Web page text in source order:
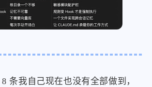
条我自己现在也没有全部做到，